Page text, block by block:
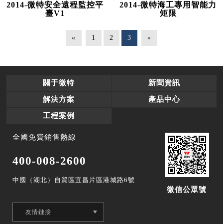
2014-微特安全遠程監控平
臺V1
2014-微特海工專用智能力
矩限
« 1 2 3 »
關于微特 新聞資訊
解決方案 產品中心
工程案例
全國免費銷售熱線
400-008-2600
中國（湖北）自貿區宜昌片區港城路6號
微信公眾號